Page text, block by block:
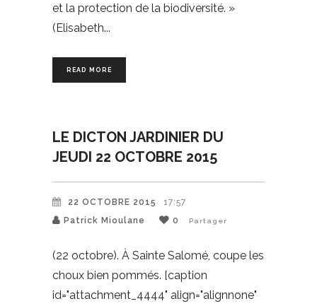
et la protection de la biodiversité. »
(Elisabeth
READ MORE
LE DICTON JARDINIER DU
JEUDI 22 OCTOBRE 2015
22 OCTOBRE 2015
17:57
Patrick Mioulane
0 Partager
(22 octobre). À Sainte Salomé, coupe les
choux bien pommés. [caption
id="attachment_4444" align="alignnone"